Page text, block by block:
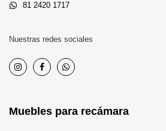
81 2420 1717
Nuestras redes sociales
Muebles para recámara